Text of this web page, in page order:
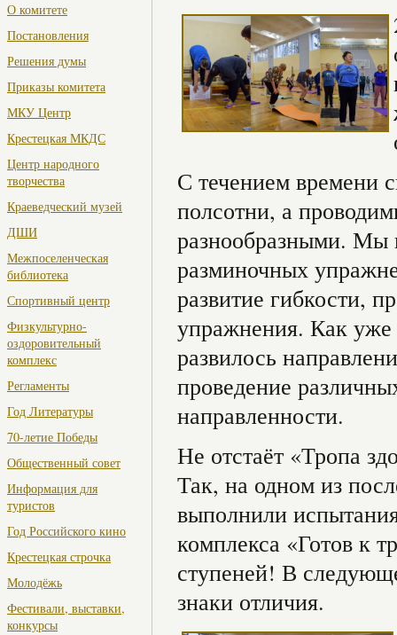
О комитете
Постановления
Решения думы
Приказы комитета
МКУ Центр
Крестецкая МКДС
Центр народного
творчества
Краеведческий музей
ДШИ
Межпоселенческая
библиотека
Спортивный центр
Физкультурно-
оздоровительный
комплекс
Регламенты
Год Литературы
70-летие Победы
Общественный совет
Информация для
туристов
Год Российского кино
Крестецкая строчка
Молодёжь
Фестивали, выставки,
конкурсы
С течением времени
полсотни, а
разнообразными. Мы
разминочных
развитие гибкости,
упражнения. Как уже
развилось
проведение
направленности.
Не отстаёт «Тропа
Так, на одном из
выполнили
комплекса «Готов к
ступеней! В
знаки отличия.